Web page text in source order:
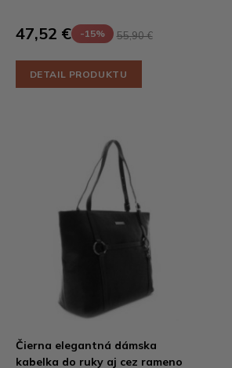
47,52 € -15% 55,90 €
DETAIL PRODUKTU
Čierna elegantná dámska
kabelka do ruky aj cez rameno